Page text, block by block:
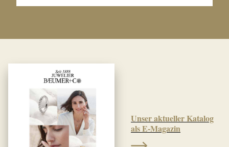
Unser aktueller Katalog
als E-Magazin